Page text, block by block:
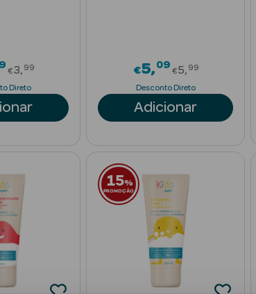
Price reduced from
€3 99
Direto
€5 09Price
€5 99
Desconto Direto
Adicionar
15%
PROMOÇÃO